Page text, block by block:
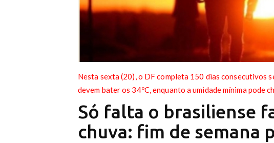
Nesta sexta (20), o DF completa 150 dias consecutivos
devem bater os 34ºC, enquanto a umidade mínima pode
Só falta o brasiliense
chuva: fim de semana